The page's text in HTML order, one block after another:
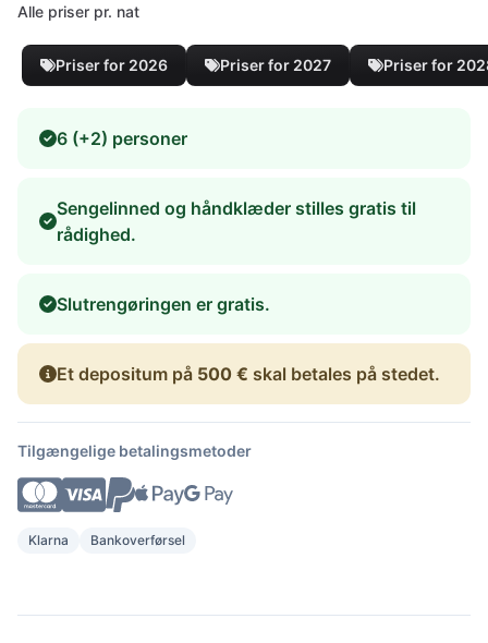
Alle priser pr. nat
Priser for 2026 Priser for 2027 Priser for
6 (+2) personer
Sengelinned og håndklæder stilles gratis til
rådighed.
Slutrengøringen er gratis.
Et depositum på 500 € skal betales på stedet.
Tilgængelige betalingsmetoder
Klarna Bankoverførsel